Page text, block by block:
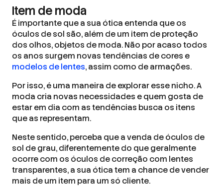
Item de moda
É importante que a sua ótica entenda que os
óculos de sol são, além de um item de proteção
dos olhos, objetos de moda. Não por acaso todos
os anos surgem novas tendências de cores e
modelos de lentes, assim como de armações.
Por isso, é uma maneira de explorar esse nicho. A
moda cria novas necessidades e quem gosta de
estar em dia com as tendências busca os itens
que as representam.
Neste sentido, perceba que a venda de óculos de
sol de grau, diferentemente do que geralmente
ocorre com os óculos de correção com lentes
transparentes, a sua ótica tem a chance de vender
mais de um item para um só cliente.